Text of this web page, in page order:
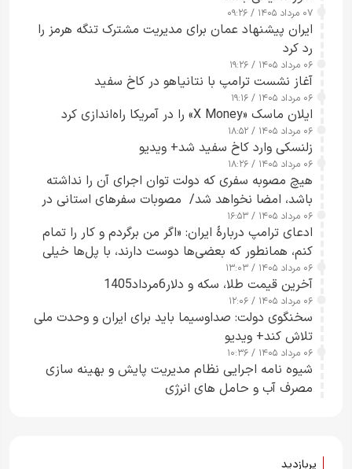
۰۷ مرداد ۱۴۰۵ / ۰۹:۲۶
ایران پیشنهاد عمان برای مدیریت مشترک تنگه هرمز را
رد کرد
۰۶ مرداد ۱۴۰۵ / ۱۹:۲۶
آغاز نشست ترامپ با نتانیاهو در کاخ سفید
۰۶ مرداد ۱۴۰۵ / ۱۹:۱۶
ایلان ماسک «X Money» را در آمریکا راه‌اندازی کرد
۰۶ مرداد ۱۴۰۵ / ۱۸:۵۲
زلنسکی وارد کاخ سفید شد+ ویدیو
۰۶ مرداد ۱۴۰۵ / ۱۸:۲۶
هیچ مصوبه سفری که دولت توان اجرای آن را نداشته
باشد، امضا نخواهد شد/ مصوبات سفرهای استانی در
چارچوب قانون بودجه است+ عکس
۰۶ مرداد ۱۴۰۵ / ۱۶:۵۳
ادعای ترامپ دربارهٔ ایران: «اگر من برگردم و کار را تمام
کنم، همانطور که بعضی‌ها دوست دارند، با پل‌ها خیلی
راحت می‌توانم بیشتر پل‌هایشان را در کمتر از یک
ساعت از بین ببرم+ ویدیو
۰۶ مرداد ۱۴۰۵ / ۱۳:۰۳
آخرین قیمت طلا، سکه و دلار6مرداد1405
۰۶ مرداد ۱۴۰۵ / ۱۲:۰۶
سخنگوی دولت: صداوسیما باید برای ایران و وحدت ملی
تلاش کند+ ویدیو
۰۶ مرداد ۱۴۰۵ / ۱۰:۳۶
شیوه نامه اجرایی نظام مدیریت پایش و بهینه سازی
مصرف آب و حامل های انرژی
پربازدید